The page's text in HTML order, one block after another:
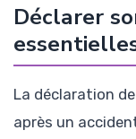
Déclarer
La déclaration
après un